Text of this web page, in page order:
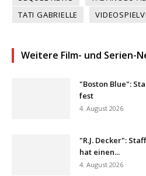
TATI GABRIELLE
Weitere Film- und Serien-
"Boston Blue":
fest
4. August 2026
"R.J. Decker":
hat einen...
4. August 2026